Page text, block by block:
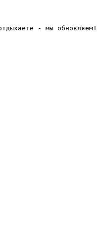
- мы обновляем!